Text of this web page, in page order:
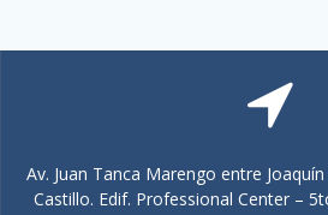
Av. Juan Tanca Marengo entre
Castillo. Edif. Professional Center –